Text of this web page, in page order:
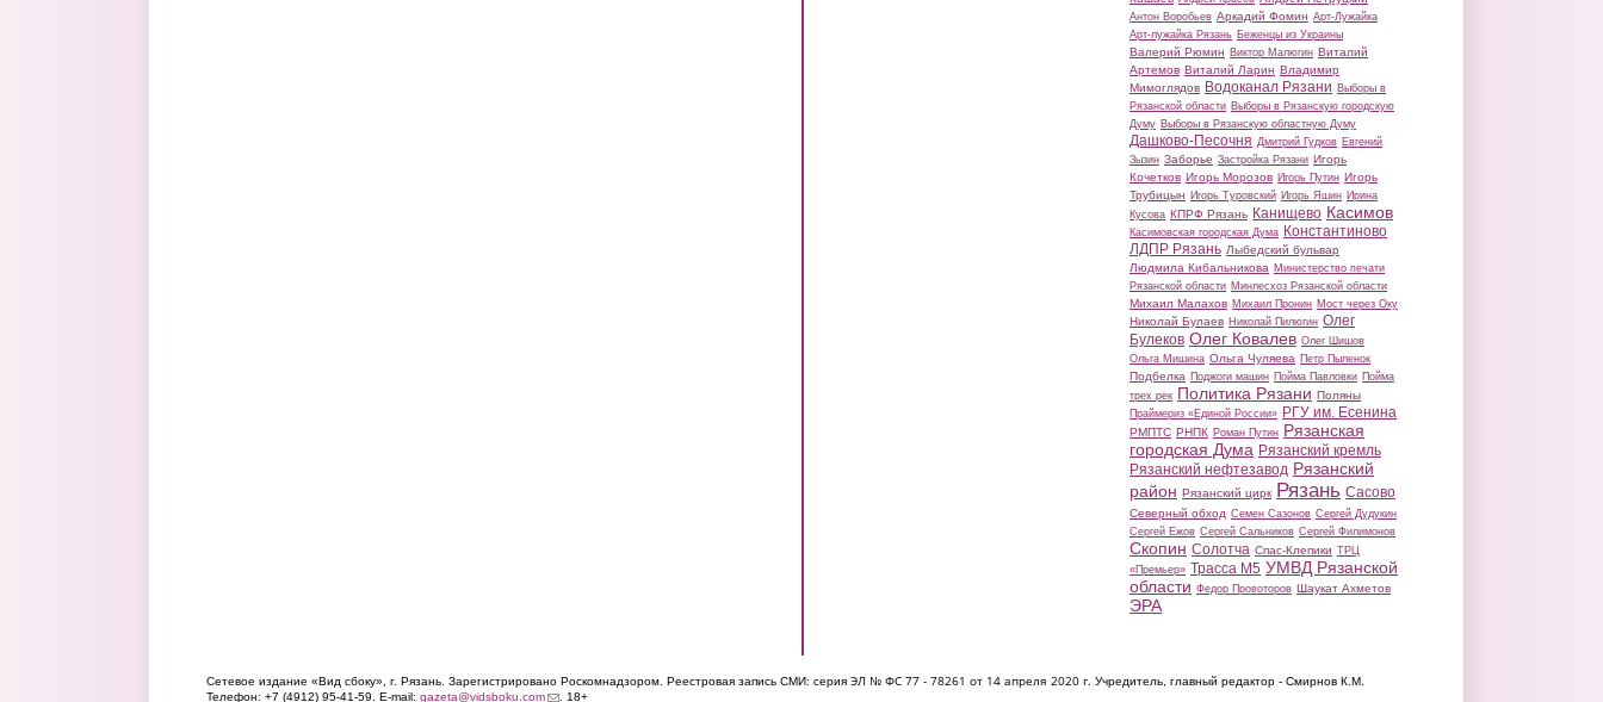
Антон Воробьев Аркадий Фомин Арт-Лужайка
Арт-лужайка Рязань Беженцы из Украины
Валерий Рюмин Виктор Малюгин Виталий
Артемов Виталий Ларин Владимир
Мимоглядов Водоканал Рязани Выборы в
Рязанской области Выборы в Рязанскую городскую
Думу Выборы в Рязанскую областную Думу
Дашково-Песочня Дмитрий Гудков Евгений
Зызин Заборье Застройка Рязани Игорь
Кочетков Игорь Морозов Игорь Путин Игорь
Трубицын Игорь Туровский Игорь Яшин Ирина
Кусова КПРФ Рязань Канищево Касимов
Касимовская городская Дума Константиново
ЛДПР Рязань Лыбедский бульвар
Людмила Кибальникова Министерство печати
Рязанской области Минлесхоз Рязанской области
Михаил Малахов Михаил Пронин Мост через Оку
Николай Булаев Николай Пилюгин Олег
Булеков Олег Ковалев Олег Шишов
Ольга Мишина Ольга Чуляева Петр Пыленок
Подбелка Поджоги машин Пойма Павловки Пойма
трех рек Политика Рязани Поляны
Праймериз «Единой России» РГУ им. Есенина
РМПТС РНПК Роман Путин Рязанская
городская Дума Рязанский кремль
Рязанский нефтезавод Рязанский
район Рязанский цирк Рязань Сасово
Северный обход Семен Сазонов Сергей Дудукин
Сергей Ежов Сергей Сальников Сергей Филимонов
Скопин Солотча Спас-Клепики ТРЦ
«Премьер» Трасса М5 УМВД Рязанской
области Федор Провоторов Шаукат Ахметов
ЭРА
Сетевое издание «Вид сбоку», г. Рязань. Зарегистрировано Роскомнадзором. Реестровая запись СМИ: серия ЭЛ № ФС 77 - 78261 от 14 апреля 2020 г. Учредитель, главный редактор - Смирнов К.М.
Телефон: +7 (4912) 95-41-59. E-mail: gazeta@vidsboku.com(link sends e-mail)
. 18+